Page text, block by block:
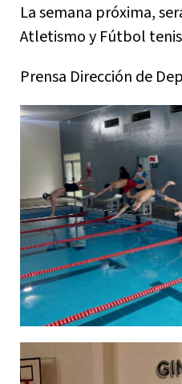
La semana próxima,
Atletismo y Fútbol
Prensa Dirección de